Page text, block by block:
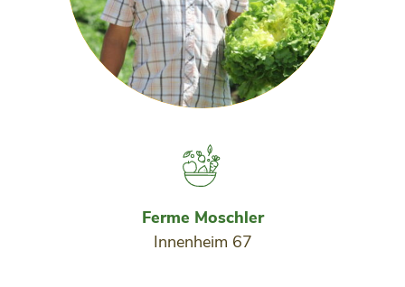
Ferme Moschler
Innenheim 67